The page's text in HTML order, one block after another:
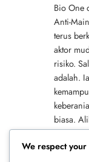
Bio One
Anti-
terus
aktor
risiko.
adalah.
biasa.
populer,
karakter…
We respect